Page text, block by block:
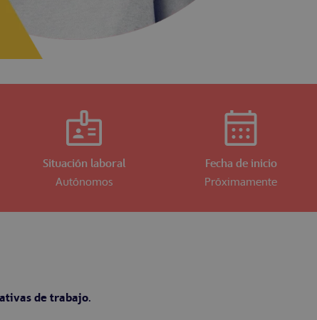
Situación laboral
Autónomos
Fecha de inicio
Próximamente
de trabajo.